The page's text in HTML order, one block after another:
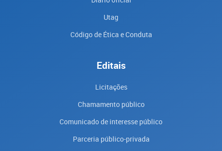
Utag
Código de Ética e Conduta
Editais
Licitações
Chamamento público
Comunicado de interesse público
Parceria público-privada